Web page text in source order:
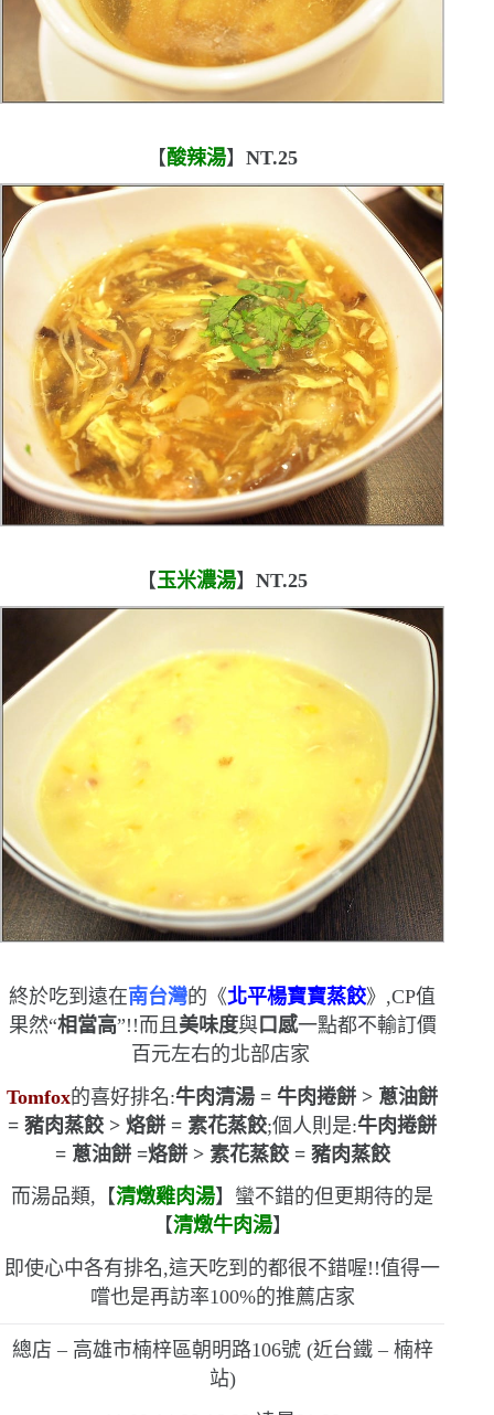
【酸辣湯】NT.25
【玉米濃湯】NT.25
終於吃到遠在南台灣的《北平楊寶寶蒸餃》,CP值
果然“相當高”!!而且 美味度與口感一點都不輸訂價
百元左右的北部店家
Tomfox的喜好排名:牛肉清湯 = 牛肉捲餅 > 蔥油餅
=豬肉蒸餃 >烙餅 = 素花蒸餃;個人則是:牛肉捲餅
= 蔥油餅=烙餅> 素花蒸餃= 豬肉蒸餃
而湯品類,【清燉雞肉湯】蠻不錯的但更期待的是
【清燉牛肉湯】
即使心中各有排名,這天吃到的都很不錯喔!!值得一
嚐也是再訪率100%的推薦店家
總店 – 高雄市楠梓區朝明路106號(近台鐵– 楠梓
站)